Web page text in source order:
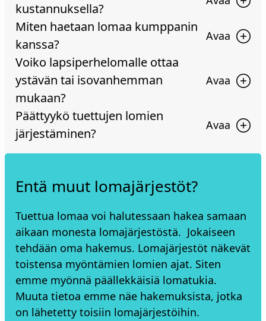
kustannuksella?
Miten haetaan lomaa kumppanin
kanssa?
Voiko lapsiperhelomalle ottaa
ystävän tai isovanhemman
mukaan?
Päättyykö tuettujen lomien
järjestäminen?
Entä muut lomajärjestöt?
Tuettua lomaa voi halutessaan hakea samaan
aikaan monesta lomajärjestöstä. Jokaiseen
tehdään oma hakemus. Lomajärjestöt näkevät
toistensa myöntämien lomien ajat. Siten
emme myönnä päällekkäisiä lomatukia.
Muuta tietoa emme näe hakemuksista, jotka
on lähetetty toisiin lomajärjestöihin.